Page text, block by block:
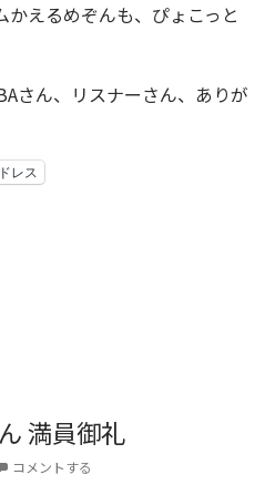
えるめぞんも、ぴょこっと
さん、リスナーさん、ありが
レス
満員御礼
コメントする